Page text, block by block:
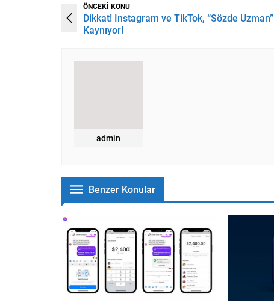
ÖNCEKİ KONU
Dikkat! Instagram ve TikTok, “Sözde Uzman”
Kaynıyor!
admin
Benzer Konular